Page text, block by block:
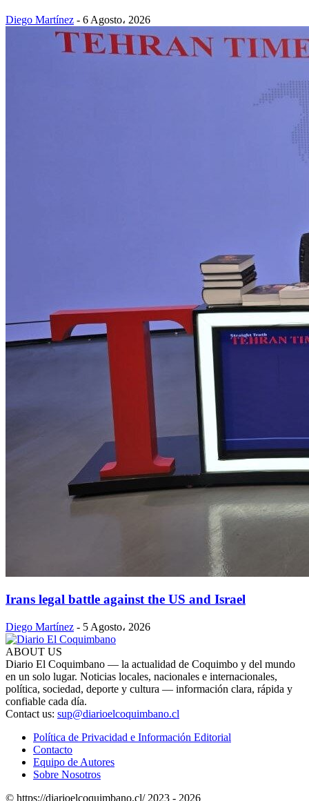
Diego Martínez - 6 Agosto، 2026
Irans legal battle against the US and Israel
Diego Martínez - 5 Agosto، 2026
ABOUT US
Diario El Coquimbano — la actualidad de Coquimbo y del mundo
en un solo lugar. Noticias locales, nacionales e internacionales,
política, sociedad, deporte y cultura — información clara, rápida y
confiable cada día.
Contact us: sup@diarioelcoquimbano.cl
Política de Privacidad e Información Editorial
Contacto
Equipo de Autores
Sobre Nosotros
© https://diarioelcoquimbano.cl/ 2023 - 2026